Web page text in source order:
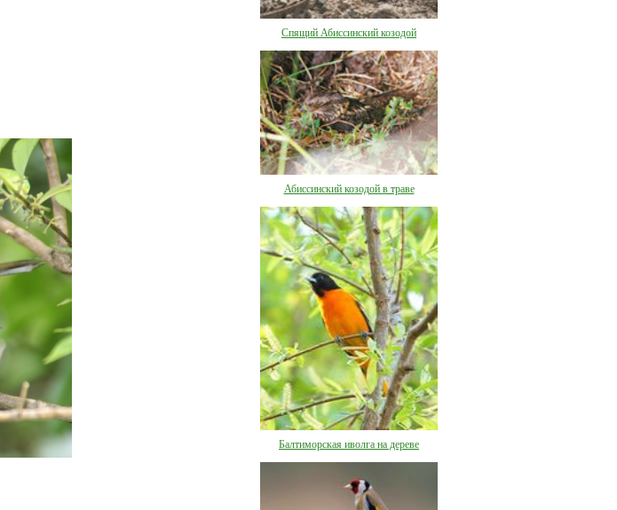
Спящий Абиссинский козодой
Абиссинский козодой в траве
Балтиморская иволга на дереве